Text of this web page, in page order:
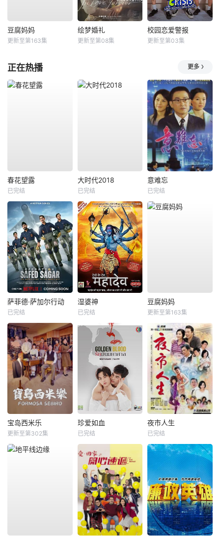
豆腐妈妈
更新至第163集
绘梦婚礼
更新至第08集
校园恋爱警报
更新至第03集
正在热播 更多
春花望露
已完结
大时代2018
已完结
意难忘
已完结
萨菲德·萨加尔行动
已完结
湿婆神
已完结
豆腐妈妈
更新至第163集
宝岛西米乐
更新至第302集
珍爱如血
已完结
夜市人生
已完结